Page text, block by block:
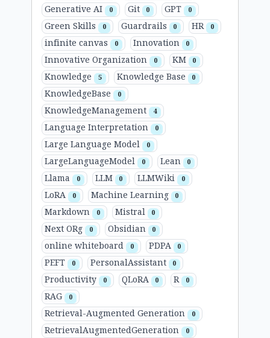
Generative AI 0 Git 0 GPT 0
Green Skills 0 Guardrails 0 HR 0
infinite canvas 0 Innovation 0
Innovative Organization 0 KM 0
Knowledge 5 Knowledge Base 0
KnowledgeBase 0
KnowledgeManagement 4
Language Interpretation 0
Large Language Model 0
LargeLanguageModel 0 Lean 0
Llama 0 LLM 0 LLMWiki 0
LoRA 0 Machine Learning 0
Markdown 0 Mistral 0
Next ORg 0 Obsidian 0
online whiteboard 0 PDPA 0
PEFT 0 PersonalAssistant 0
Productivity 0 QLoRA 0 R 0
RAG 0
Retrieval-Augmented Generation 0
RetrievalAugmentedGeneration 0